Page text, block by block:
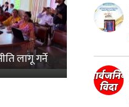
लागू गर्ने